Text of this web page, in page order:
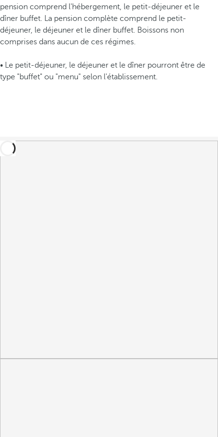
pension comprend l'hébergement, le petit-déjeuner et le
dîner buffet. La pension complète comprend le petit-
déjeuner, le déjeuner et le dîner buffet. Boissons non
comprises dans aucun de ces régimes.
• Le petit-déjeuner, le déjeuner et le dîner pourront être de
type "buffet" ou "menu" selon l'établissement.